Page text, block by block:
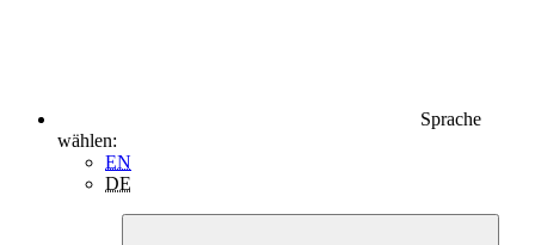
Sprache
wählen:
EN
DE